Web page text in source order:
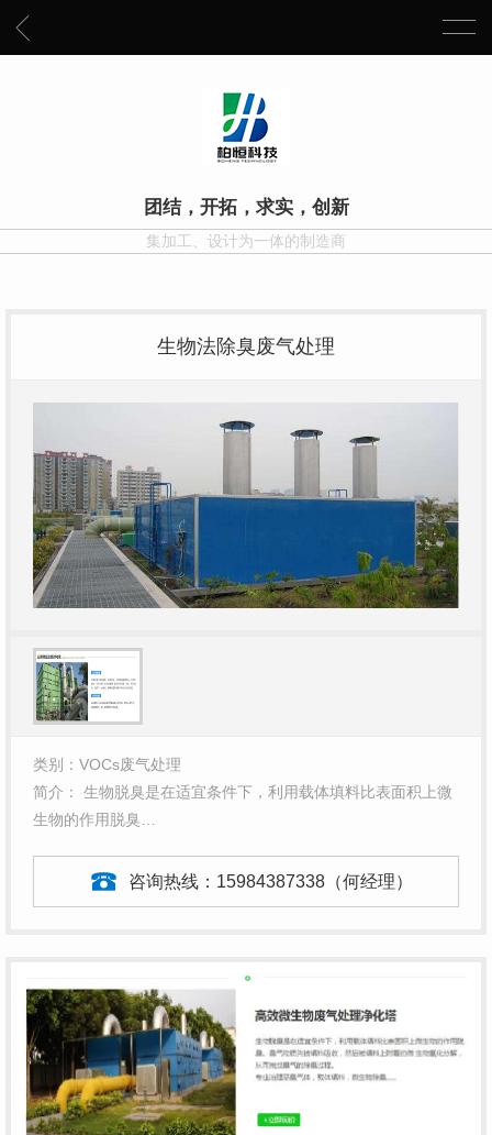
团结，开拓，求实，创新
集加工、设计为一体的制造商
生物法除臭废气处理
类别：VOCs废气处理
简介： 生物脱臭是在适宜条件下，利用载体填料比表面积上微
生物的作用脱臭…
咨询热线： 15984387338（何经理）